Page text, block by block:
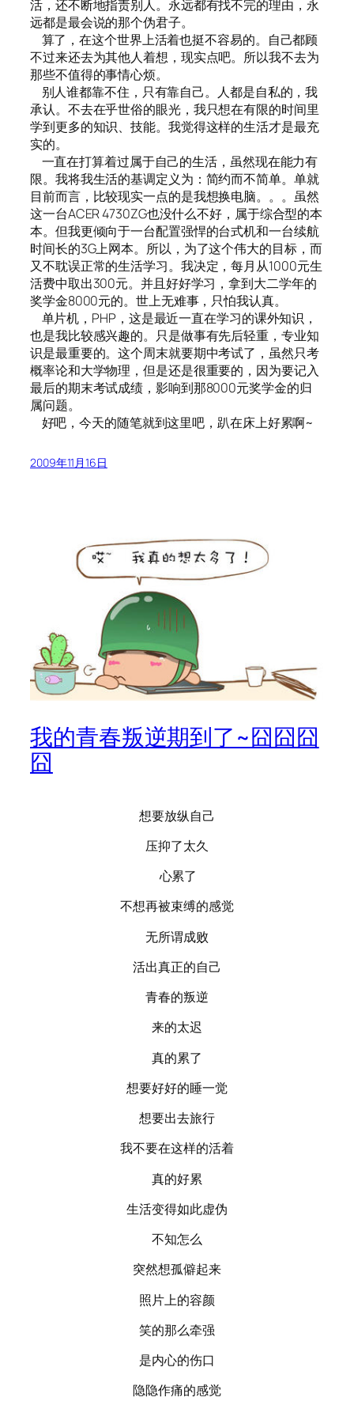
活，还不断地指责别人。永远都有找不完的理由，永
远都是最会说的那个伪君子。
算了，在这个世界上活着也挺不容易的。自己都顾
不过来还去为其他人着想，现实点吧。所以我不去为
那些不值得的事情心烦。
别人谁都靠不住，只有靠自己。人都是自私的，我
承认。不去在乎世俗的眼光，我只想在有限的时间里
学到更多的知识、技能。我觉得这样的生活才是最充
实的。
一直在打算着过属于自己的生活，虽然现在能力有
限。我将我生活的基调定义为：简约而不简单。单就
目前而言，比较现实一点的是我想换电脑。。。虽然
这一台ACER 4730ZG也没什么不好，属于综合型的本
本。但我更倾向于一台配置强悍的台式机和一台续航
时间长的3G上网本。所以，为了这个伟大的目标，而
又不耽误正常的生活学习。我决定，每月从1000元生
活费中取出300元。并且好好学习，拿到大二学年的
奖学金8000元的。世上无难事，只怕我认真。
单片机，PHP，这是最近一直在学习的课外知识，
也是我比较感兴趣的。只是做事有先后轻重，专业知
识是最重要的。这个周末就要期中考试了，虽然只考
概率论和大学物理，但是还是很重要的，因为要记入
最后的期末考试成绩，影响到那8000元奖学金的归
属问题。
好吧，今天的随笔就到这里吧，趴在床上好累啊~
2009年11月16日
我的青春叛逆期到了~囧囧囧
囧
想要放纵自己
压抑了太久
心累了
不想再被束缚的感觉
无所谓成败
活出真正的自己
青春的叛逆
来的太迟
真的累了
想要好好的睡一觉
想要出去旅行
我不要在这样的活着
真的好累
生活变得如此虚伪
不知怎么
突然想孤僻起来
照片上的容颜
笑的那么牵强
是内心的伤口
隐隐作痛的感觉